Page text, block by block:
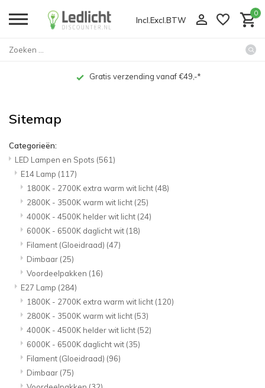
Incl. Excl. BTW
0
Gratis verzending vanaf €49,-*
Sitemap
Categorieën:
LED Lampen en Spots (561)
E14 Lamp (117)
1800K - 2700K extra warm wit licht (48)
2800K - 3500K warm wit licht (25)
4000K - 4500K helder wit licht (24)
6000K - 6500K daglicht wit (18)
Filament (Gloeidraad) (47)
Dimbaar (25)
Voordeelpakken (16)
E27 Lamp (284)
1800K - 2700K extra warm wit licht (120)
2800K - 3500K warm wit licht (53)
4000K - 4500K helder wit licht (52)
6000K - 6500K daglicht wit (35)
Filament (Gloeidraad) (96)
Dimbaar (75)